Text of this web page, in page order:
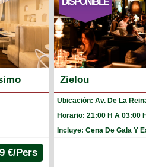
€/Pers
Zielou
Ubicación: Av. De La
Horario: 21:00 H A 03:00
Incluye: Cena De Gala Y